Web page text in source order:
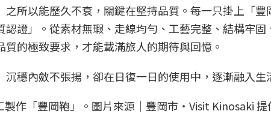
之所以能歷久不衰，關鍵在堅持品質。每一只掛上「
認證」。從素材無瑕、走線均勻、工藝完整、結構牢
質的極致要求，才能載滿旅人的期待與回憶。
沉穩內斂不張揚，卻在日復一日的使用中，逐漸融入